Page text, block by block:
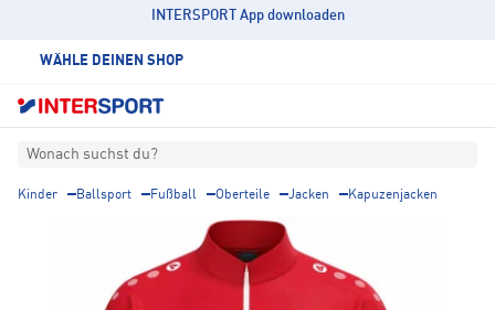
INTERSPORT App downloaden
WÄHLE DEINEN SHOP
Wonach suchst du?
Kinder Ballsport Fußball Oberteile Jacken Kapuzenjacken